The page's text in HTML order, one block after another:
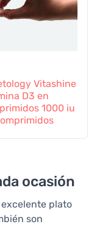
Vitashine
D3 en
1000 iu
ocasión
plato
son